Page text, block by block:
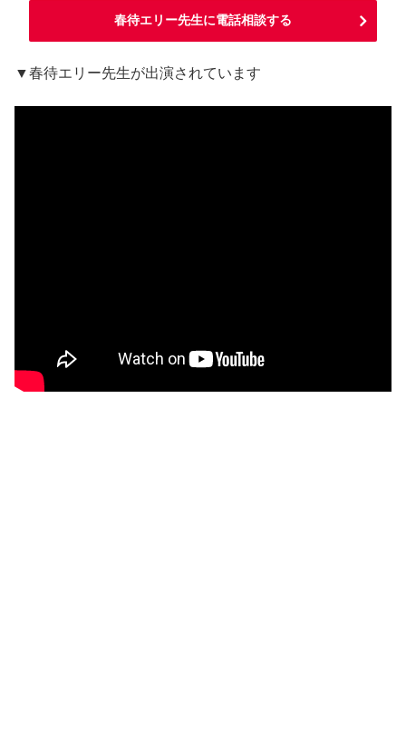
春待エリー先生に電話相談する
▼春待エリー先生が出演されています